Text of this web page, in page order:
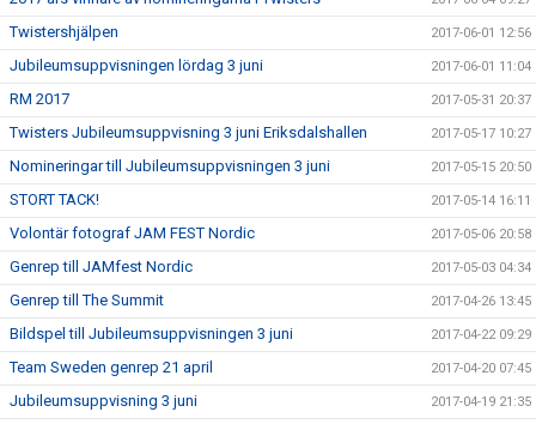
Twistershjälpen 2017-06-01 12:56
Jubileumsuppvisningen lördag 3 juni 2017-06-01 11:04
RM 2017 2017-05-31 20:37
Twisters Jubileumsuppvisning 3 juni Eriksdalshallen 2017-05-17 10:27
Nomineringar till Jubileumsuppvisningen 3 juni 2017-05-15 20:50
STORT TACK! 2017-05-14 16:11
Volontär fotograf JAM FEST Nordic 2017-05-06 20:58
Genrep till JAMfest Nordic 2017-05-03 04:34
Genrep till The Summit 2017-04-26 13:45
Bildspel till Jubileumsuppvisningen 3 juni 2017-04-22 09:29
Team Sweden genrep 21 april 2017-04-20 07:45
Jubileumsuppvisning 3 juni 2017-04-19 21:35